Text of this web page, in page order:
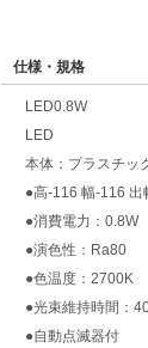
仕様・規格
LED0.8W
LED
本体：プラスチッ
●高-116 幅-116 出
●消費電力：0.8W
●演色性：Ra80
●色温度：2700K
●光束維持時間：
●自動点滅器付